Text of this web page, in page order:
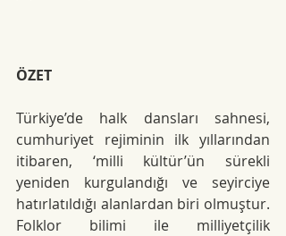
ÖZET
Türkiye’de halk dansları sahnesi,
cumhuriyet rejiminin ilk yıllarından
itibaren, ‘milli kültür’ün sürekli
yeniden kurgulandığı ve seyirciye
hatırlatıldığı alanlardan biri olmuştur.
Folklor bilimi ile milliyetçilik